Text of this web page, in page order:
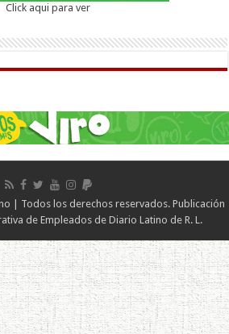
Click aqui para ver
| Todos los derechos reservados. Publicación
de Empleados de Diario Latino de R. L.